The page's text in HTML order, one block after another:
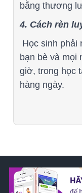
bằng thương
4. Cách rèn
Học sinh phải
bạn bè và mọi
giờ, trong học
hàng ngày.